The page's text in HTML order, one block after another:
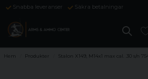
Snabba leveranser Säkra betalningar
Hem Produkter Stalon X149, M14x1 max cal. .30 s/n